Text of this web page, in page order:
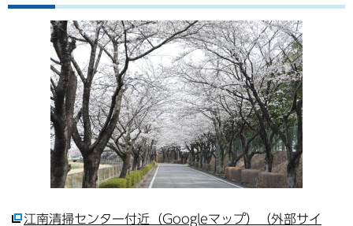
江南清掃センター付近（Googleマップ）（外部サイ